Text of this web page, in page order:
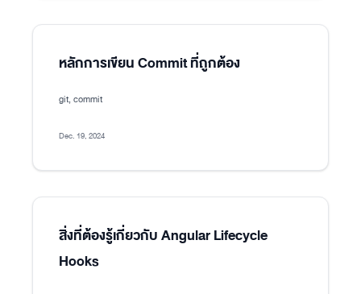
หลักการเขียน Commit ที่ถูกต้อง
git, commit
Dec. 19, 2024
สิ่งที่ต้องรู้เกี่ยวกับ Angular Lifecycle
Hooks